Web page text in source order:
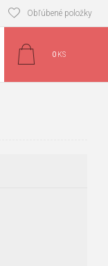
Obľúbené položky
0 KS